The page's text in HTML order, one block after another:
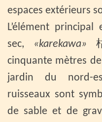
espaces extérieurs
L’élément
sec, «karekawa»
cinquante mètres
jardin du nord-
ruisseaux sont
de sable et de